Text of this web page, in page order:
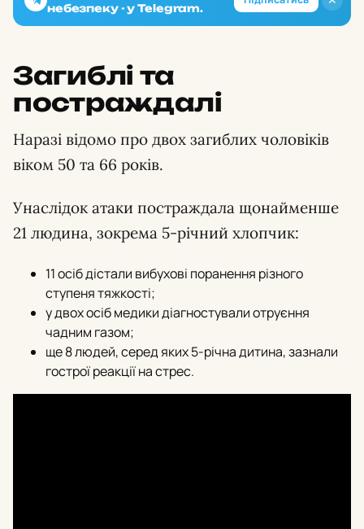
небезпеку - у Telegram.
Загиблі та
постраждалі
Наразі відомо про двох загиблих чоловіків
віком 50 та 66 років.
Унаслідок атаки постраждала щонайменше
21 людина, зокрема 5-річний хлопчик:
11 осіб дістали вибухові поранення різного
ступеня тяжкості;
у двох осіб медики діагностували отруєння
чадним газом;
ще 8 людей, серед яких 5-річна дитина, зазнали
гострої реакції на стрес.